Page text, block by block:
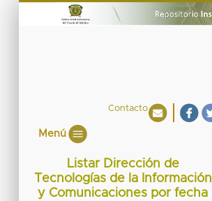
Contacto
Menú
Listar Dirección de
Tecnologías de la Información
y Comunicaciones por fecha